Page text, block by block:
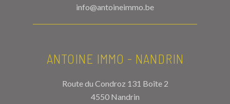
info@antoineimmo.be
ANTOINE IMMO - NANDRIN
Route du Condroz 131 Boîte 2
4550 Nandrin